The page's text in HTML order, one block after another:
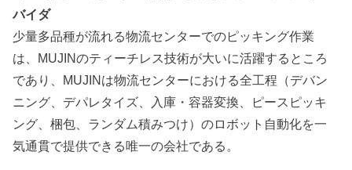
バイダ
少量多品種が流れる物流センターでのピッキング作業
は、MUJINのティーチレス技術が大いに活躍するところ
であり、MUJINは物流センターにおける全工程（デバン
ニング、デパレタイズ、入庫・容器変換、ピースピッキ
ング、梱包、ランダム積みつけ）のロボット自動化を一
気通貫で提供できる唯一の会社である。